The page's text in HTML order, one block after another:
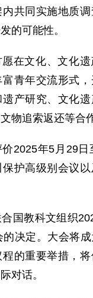
内共同实施地质
的可能性。
在文化、文化
青年交流形式，
产研究、文化
物追索返还等合
2025年5月29日
护高级别会议
国教科文组织
决定。大会将
的重要举措，
对话。